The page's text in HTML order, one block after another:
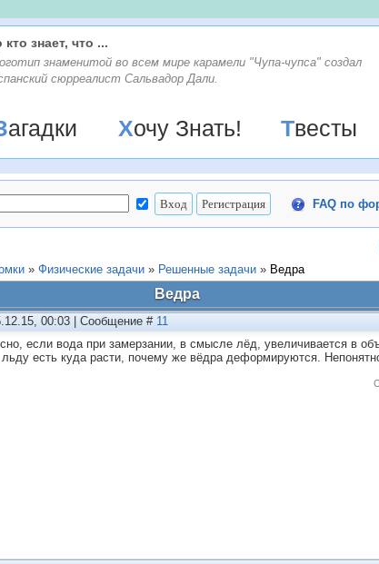
знает, что ...
знаменитой во всем мире карамели "Чупа-чупса" создал
сюрреалист Сальвадор Дали.
Загадки Хочу Знать! Твесты
FAQ по
» Физические задачи » Решенные задачи » Ведра
Ведра
00:03 | Сообщение # 11
если вода при замерзании, в смысле лёд, увеличивается в
есть куда расти, почему же вёдра деформируются.